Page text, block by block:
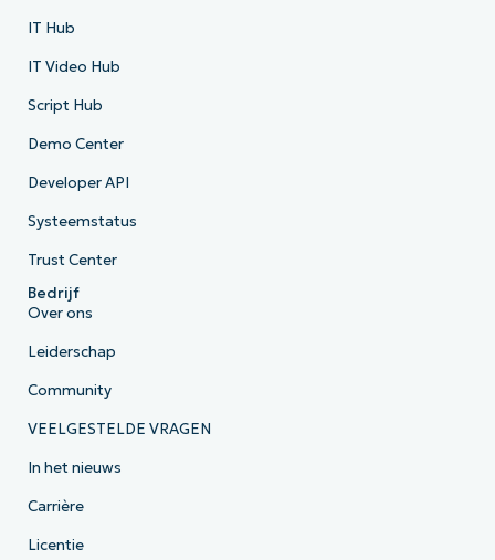
IT Hub
IT Video Hub
Script Hub
Demo Center
Developer API
Systeemstatus
Trust Center
Bedrijf
Over ons
Leiderschap
Community
VEELGESTELDE VRAGEN
In het nieuws
Carrière
Licentie